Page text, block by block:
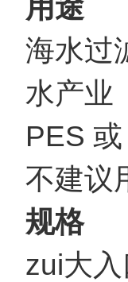
用途
海水过
水产业
PES
不建议
规格
zui大